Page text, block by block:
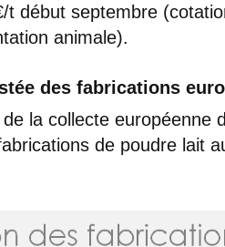
t début septembre
animale).
des fabrications
la collecte européenne
de poudre lait